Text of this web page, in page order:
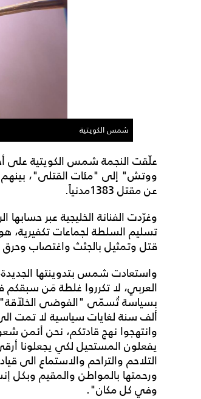
شمس الكويتية
علّقت النجمة شمس الكويتية على
ووتش" إلى "مئات القتلى"، بينهم
عن مقتل 1383مدنياً.
وغرّدت الفنانة الخليجية عبر
تسليم السلطة لجماعات
قتل وتمثيل بالجثث واغتصاب وحرق
واستعادت شمس بتدوينتها
العربي، لا تكرروا غلطة مَن سبقكم
بسياسة تُسمّى "الفوضى الخلاّقة"
ألف سنة لغايات سياسية لا تمت الى
وانتهجوا نهج قادتكم، نحن أئمن
يفعلون المستحيل لكي يجعلونا
التلاحم والتراحم والاستماع الى
ورحمتها بالمواطن والمقيم وبكل
وفي كل مكان".